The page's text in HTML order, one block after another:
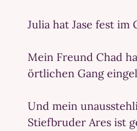
Julia hat Jase fest im
Mein Freund Chad
örtlichen Gang
Und mein
Stiefbruder Ares ist